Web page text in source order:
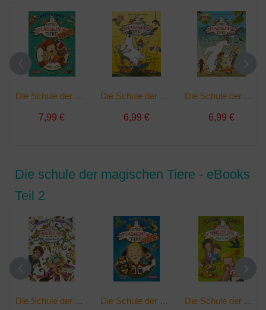
7,99 € 6,99 € 6,99 €
Die schule der magischen Tiere - eBooks
Teil 2